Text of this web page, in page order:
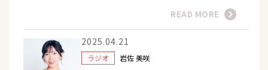
READ MORE
2025.04.21
ラジオ 岩佐 美咲